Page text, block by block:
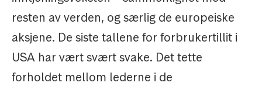
resten av verden, og særlig de europeiske
aksjene. De siste tallene for forbrukertillit i
USA har vært svært svake. Det tette
forholdet mellom lederne i de